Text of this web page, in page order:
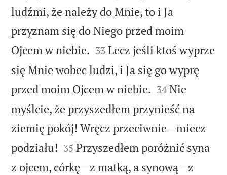
ludźmi, że należy do Mnie, to i Ja
przyznam się do Niego przed moim
Ojcem w niebie. 

33 Lecz jeśli ktoś wyprze
się Mnie wobec ludzi, i Ja się go wyprę
przed moim Ojcem w niebie. 

34 Nie
myślcie, że przyszedłem przynieść na
ziemię pokój! Wręcz przeciwnie—miecz
podziału! 

35 Przyszedłem poróżnić syna
z ojcem, córkę—z matką, a synową—z